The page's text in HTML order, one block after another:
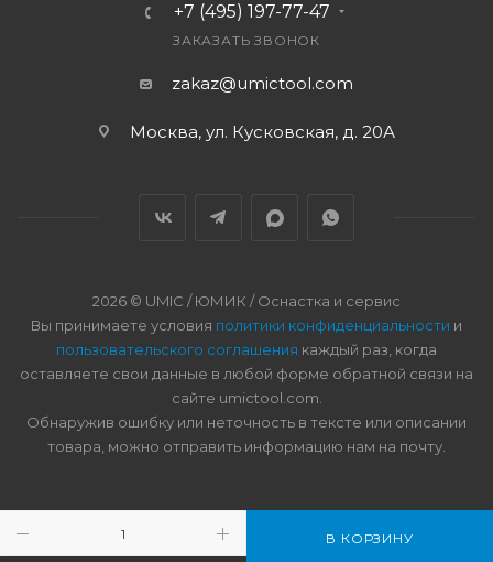
В КОРЗИНУ
+7 (495) 197-77-47
ЗАКАЗАТЬ ЗВОНОК
zakaz@umictool.com
Москва, ул. Кусковская, д. 20А
2026 © UMIC / ЮМИК / Оснастка и сервис
Вы принимаете условия политики конфиденциальности и
пользовательского соглашения каждый раз, когда
оставляете свои данные в любой форме обратной связи на
сайте umictool.com.
Обнаружив ошибку или неточность в тексте или описании
товара, можно отправить информацию нам на почту.